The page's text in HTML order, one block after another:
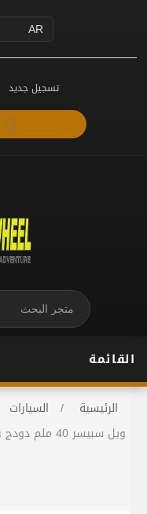
تسجيل جديد
القائمة
الرئيسية / السيارات
ويل سبيسر 40 ملم دودج رام